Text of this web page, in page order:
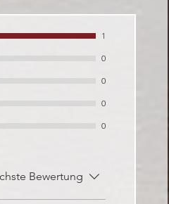
1
0
0
0
0
Bewertung